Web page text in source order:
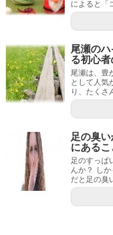
によると「
尾瀬の
る初心者
尾瀬は、豊
として人気
り、たくさ
足の臭
にあるこ
足のすっぱ
んか？ し
だと足の臭